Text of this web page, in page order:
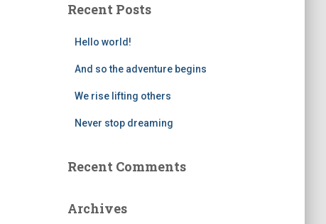
h
Recent Posts
Hello world!
And so the adventure begins
We rise lifting others
Never stop dreaming
Recent Comments
Archives